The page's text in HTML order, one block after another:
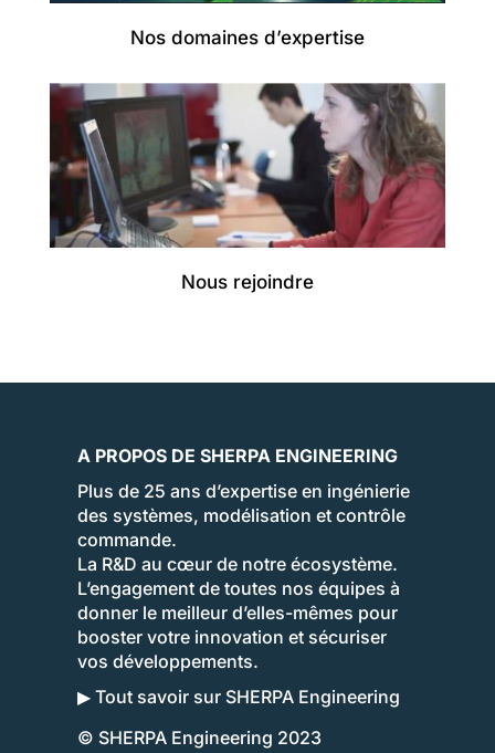
Nos domaines d’expertise
Nous rejoindre
A PROPOS DE SHERPA ENGINEERING
Plus de 25 ans d’expertise en ingénierie
des systèmes, modélisation et contrôle
commande.
La R&D au cœur de notre écosystème.
L’engagement de toutes nos équipes à
donner le meilleur d’elles-mêmes pour
booster votre innovation et sécuriser
vos développements.
▶ Tout savoir sur SHERPA Engineering
© SHERPA Engineering 2023